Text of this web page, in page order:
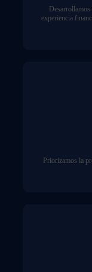
experiencia
Priorizamos la